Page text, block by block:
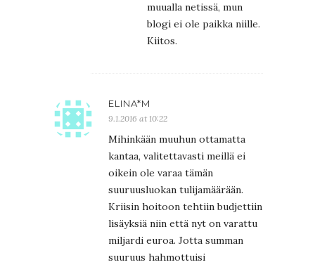
muualla netissä, mun
blogi ei ole paikka niille.
Kiitos.
ELINA*M
9.1.2016 at 10:22
Mihinkään muuhun ottamatta
kantaa, valitettavasti meillä ei
oikein ole varaa tämän
suuruusluokan tulijamäärään.
Kriisin hoitoon tehtiin budjettiin
lisäyksiä niin että nyt on varattu
miljardi euroa. Jotta summan
suuruus hahmottuisi